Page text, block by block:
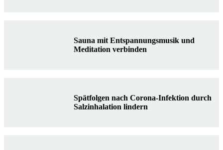
Sauna mit Entspannungsmusik und
Meditation verbinden
Spätfolgen nach Corona-Infektion durch
Salzinhalation lindern